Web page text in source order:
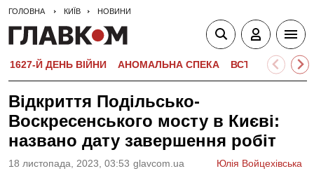
ГОЛОВНА КИЇВ НОВИНИ
1627-Й ДЕНЬ ВІЙНИ АНОМАЛЬНА СПЕКА ВСТУПНА
Відкриття Подільсько-
Воскресенського мосту в Києві:
названо дату завершення робіт
18 листопада, 2023, 03:53 glavcom.ua Юлія Войцехівська